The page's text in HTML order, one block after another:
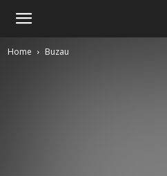
Home Buzau